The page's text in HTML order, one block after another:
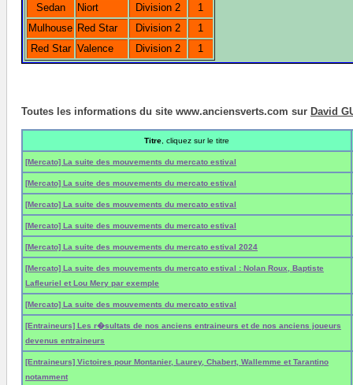
Sedan
Niort Division 2
1
Mulhouse Red Star Division 2
1
Red Star Valence Division 2 1
Toutes les informations du site www.anciensverts.com sur David
Titre , cliquez sur le titre
[Mercato] La suite des mouvements du mercato estival
[Mercato] La suite des mouvements du mercato estival
[Mercato] La suite des mouvements du mercato estival
[Mercato] La suite des mouvements du mercato estival
[Mercato] La suite des mouvements du mercato estival 2024
[Mercato] La suite des mouvements du mercato estival : Nolan Roux, Baptiste
Lafleuriel et Lou Mery par exemple
[Mercato] La suite des mouvements du mercato estival
[Entraineurs] Les r�sultats de nos anciens entraineurs et de nos anciens joueurs
devenus entraineurs
[Entraineurs] Victoires pour Montanier, Laurey, Chabert, Wallemme et Tarantino
notamment